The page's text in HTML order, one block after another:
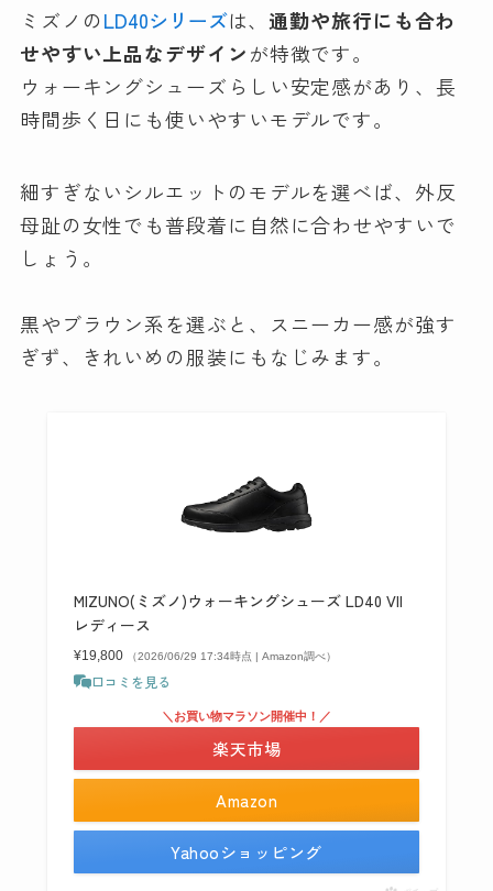
ミズノのLD40シリーズは、通勤や旅行にも合わ
せやすい上品なデザインが特徴です。
ウォーキングシューズらしい安定感があり、長
時間歩く日にも使いやすいモデルです。
細すぎないシルエットのモデルを選べば、外反
母趾の女性でも普段着に自然に合わせやすいで
しょう。
黒やブラウン系を選ぶと、スニーカー感が強す
ぎず、きれいめの服装にもなじみます。
MIZUNO(ミズノ)ウォーキングシューズ LD40 VII
レディース
¥19,800 （2026/06/29 17:34時点 | Amazon調べ）
口コミを見る
Amazon
＼お買い物マラソン開催中！／
楽天市場
Yahooショッピング